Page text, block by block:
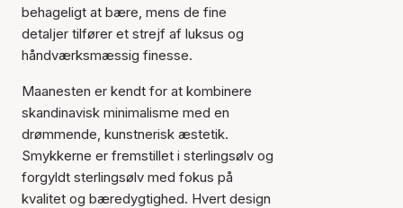
behageligt at bære, mens de fine
detaljer tilfører et strejf af luksus og
håndværksmæssig finesse.
Maanesten er kendt for at kombinere
skandinavisk minimalisme med en
drømmende, kunstnerisk æstetik.
Smykkerne er fremstillet i sterlingsølv og
forgyldt sterlingsølv med fokus på
kvalitet og bæredygtighed. Hvert design